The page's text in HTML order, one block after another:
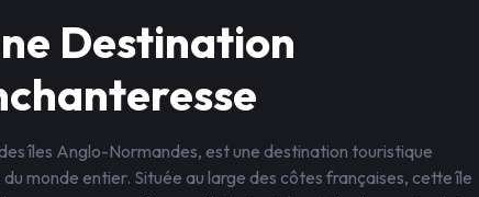
Destination
îles Anglo-Normandes, est une destination touristique
monde entier. Située au large des côtes françaises, cette île